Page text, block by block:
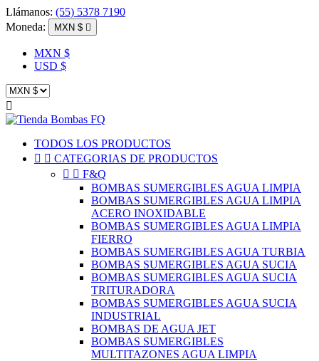
Llámanos: (55) 5378 7190
Moneda:
MXN $ 
MXN $
USD $

TODOS LOS PRODUCTOS
  CATEGORIAS DE PRODUCTOS
  F&Q
BOMBAS SUMERGIBLES AGUA LIMPIA
BOMBAS SUMERGIBLES AGUA LIMPIA
ACERO INOXIDABLE
BOMBAS SUMERGIBLES AGUA LIMPIA
FIERRO
BOMBAS SUMERGIBLES AGUA TURBIA
BOMBAS SUMERGIBLES AGUA SUCIA
BOMBAS SUMERGIBLES AGUA SUCIA
TRITURADORA
BOMBAS SUMERGIBLES AGUA SUCIA
INDUSTRIAL
BOMBAS DE AGUA JET
BOMBAS SUMERGIBLES
MULTITAZONES AGUA LIMPIA